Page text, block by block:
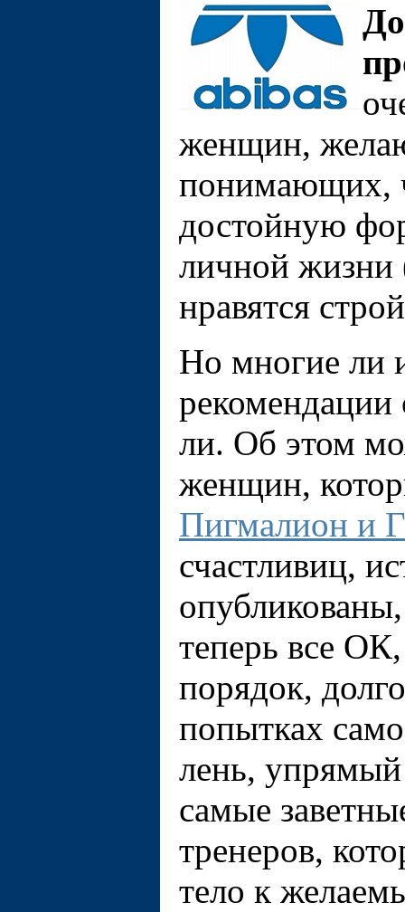
женщин,
понимающих,
достойную
личной
нравятся
Но многие ли
рекомендации
ли. Об этом
женщин,
Пигмалион и
счастливиц,
теперь всe
порядок,
попытках
лень, упрямый
самые
тренеров,
тело к